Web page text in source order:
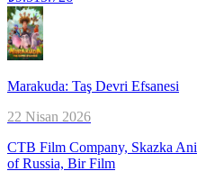
Marakuda: Taş Devri Efsanesi
22 Nisan 2026
CTB Film Company, Skazka
of Russia, Bir Film